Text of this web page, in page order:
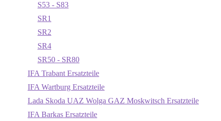
S53 - S83
SR1
SR2
SR4
SR50 - SR80
IFA Trabant Ersatzteile
IFA Wartburg Ersatzteile
Lada Skoda UAZ Wolga GAZ Moskwitsch Ersatzteile
IFA Barkas Ersatzteile